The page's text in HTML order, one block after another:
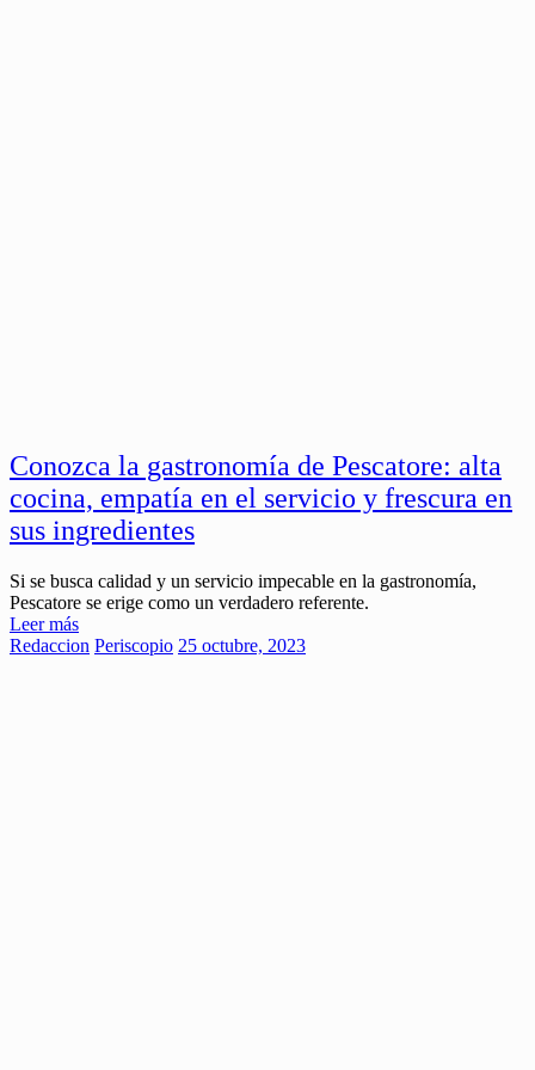
Conozca la gastronomía de Pescatore: alta
cocina, empatía en el servicio y frescura en
sus ingredientes
Si se busca calidad y un servicio impecable en la gastronomía,
Pescatore se erige como un verdadero referente.
Leer más
Redaccion Periscopio 25 octubre, 2023